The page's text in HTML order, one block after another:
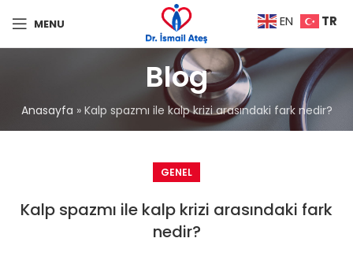
MENU
Blog
Anasayfa » Kalp spazmı ile kalp krizi arasındaki fark nedir?
GENEL
Kalp spazmı ile kalp krizi arasındaki fark
nedir?
EN TR